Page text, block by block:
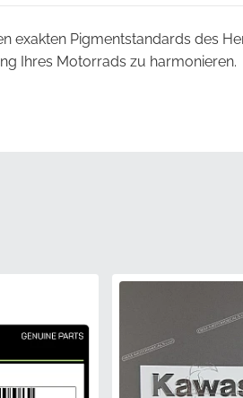
exakten Pigmentstandards des
Ihres Motorrads zu harmonieren.
bezogen, erhalten Sie eine
gleiche strenge Inspektion wie die
Qualität jeder